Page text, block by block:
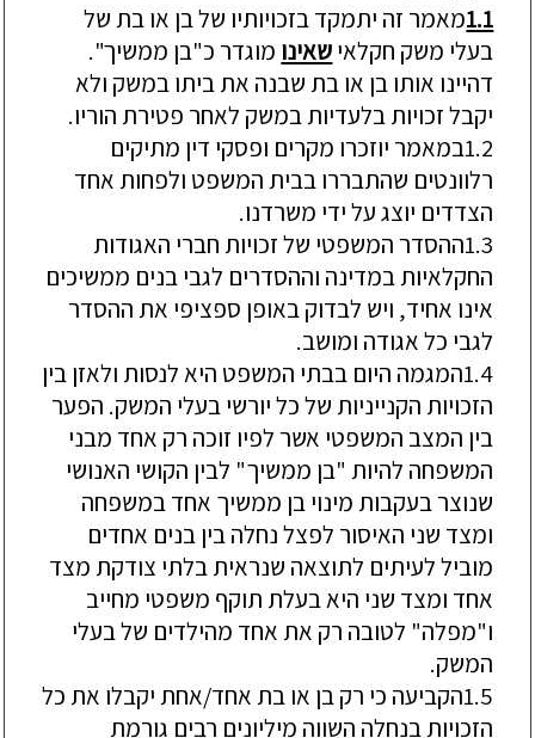
1.1מאמר זה יתמקד בזכויותיו של בן או בת של
בעלי משק חקלאישאינו מוגדר כ"בן ממשיך".
דהיינו אותו בן או בת שבנה את ביתו במשק ולא
יקבל זכויות בלעדיות במשק לאחר פטירת הוריו.
1.2במאמר יוזכרו מקרים ופסקי דין מתיקים
רלוונטים שהתבררו בבית המשפט ולפחות אחד
הצדדים יוצג על ידי משרדנו.
1.3ההסדר המשפטי של זכויות חברי האגודות
החקלאיות במדינה וההסדרים לגבי בנים ממשיכים
אינו אחיד, ויש לבדוק באופן ספציפי את ההסדר
לגבי כל אגודה ומושב.
1.4המגמה היום בבתי המשפט היאלנסות ולאזן בין
הזכויות הקנייניות של כל יורשי בעלי המשק. הפער
בין המצב המשפטי אשר לפיו זוכה רק אחד מבני
המשפחה להיות "בן ממשיך" לבין הקושי האנושי
שנוצר בעקבות מינוי בן ממשיך אחד במשפחה
ומצד שני האיסור לפצל נחלה בין בנים אחדים
מוביל לעיתים לתוצאה שנראית בלתי צודקת מצד
אחד ומצד שני היא בעלת תוקף משפטי מחייב
ו"מפלה" לטובה רק את אחד מהילדים של בעלי
המשק.
1.5הקביעה כי רק בן או בת אחד/אחת יקבלו את כל
הזכויות בנחלה השווה מיליונים רבים גורמת